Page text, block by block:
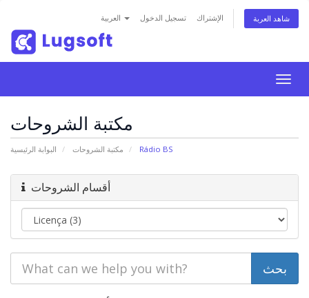
تسجيل الدخول الإشتراك شاهد العربة
مكتبة الشروحات
البوابة الرئيسية مكتبة الشروحات Rádio BS
أقسام الشروحات